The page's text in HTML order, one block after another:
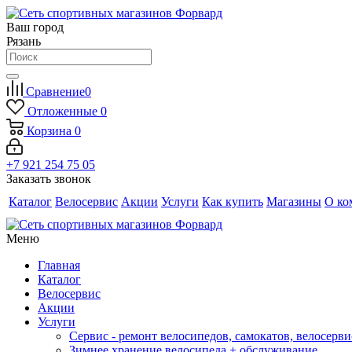
Ваш город
Рязань
Сравнение0
Отложенные 0
Корзина 0
+7 921 254 75 05
Заказать звонок
Каталог Велосервис Акции Услуги Как купить Магазины О
Меню
Главная
Каталог
Велосервис
Акции
Услуги
Сервис - ремонт велосипедов, самокатов,